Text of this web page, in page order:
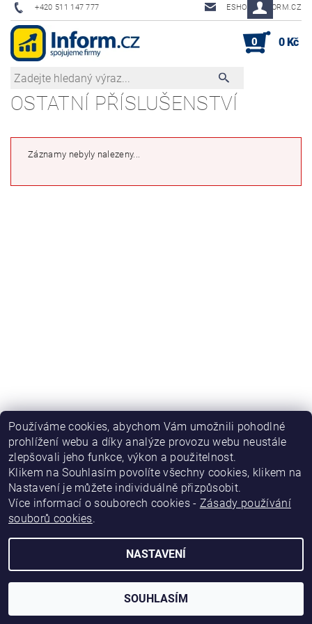
+420 511 147 777 ESHOP@INFORM.CZ
0 0 Kč
OSTATNÍ PŘÍSLUŠENSTVÍ
Záznamy nebyly nalezeny...
Obchodní podmínky | Podmínky ochrany osobních údajů
Napište nám | Katalog firem Inform.cz
2026 © eshop.inform.cz, všechna práva vyhrazena
Vytvořil Shoptet
Používáme cookies, abychom Vám umožnili pohodlné
prohlížení webu a díky analýze provozu webu neustále
zlepšovali jeho funkce, výkon a použitelnost.
Klikem na Souhlasím povolíte všechny cookies, klikem na
Nastavení je můžete individuálně přizpůsobit.
Více informací o souborech cookies - Zásady používání
souborů cookies.
NASTAVENÍ
SOUHLASÍM